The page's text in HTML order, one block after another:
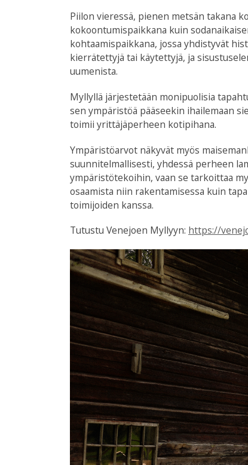
Piilon vieressä, pienen metsän takana
kokoontumispaikkana kuin
kohtaamispaikkana, jossa yhdistyvät
kierrätettyjä tai käytettyjä, ja
uumenista.
Myllyllä järjestetään monipuolisia
sen ympäristöä pääseekin ihailemaan
toimii yrittäjäperheen kotipihana.
Ympäristöarvot näkyvät myös
suunnitelmallisesti, yhdessä perheen
ympäristötekoihin, vaan se tarkoittaa
osaamista niin rakentamisessa kuin
toimijoiden kanssa.
Tutustu Venejoen Myllyyn: https://